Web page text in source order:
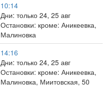
10:14
Дни: только 24, 25 авг
Остановки: кроме: Аникеевка,
Малиновка
14:16
Дни: только 24, 25 авг
Остановки: кроме: Аникеевка,
Малиновка, Миитовская, 50